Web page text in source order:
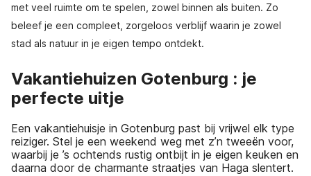
met veel ruimte om te spelen, zowel binnen als buiten. Zo
beleef je een compleet, zorgeloos verblijf waarin je zowel
stad als natuur in je eigen tempo ontdekt.
Vakantiehuizen Gotenburg : je
perfecte uitje
Een vakantiehuisje in Gotenburg past bij vrijwel elk type
reiziger. Stel je een weekend weg met z’n tweeën voor,
waarbij je ’s ochtends rustig ontbijt in je eigen keuken en
daarna door de charmante straatjes van Haga slentert.